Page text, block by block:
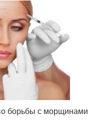
борьбы с морщинами